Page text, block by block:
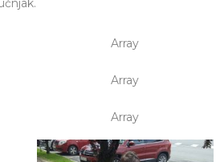
Array
Array
Array